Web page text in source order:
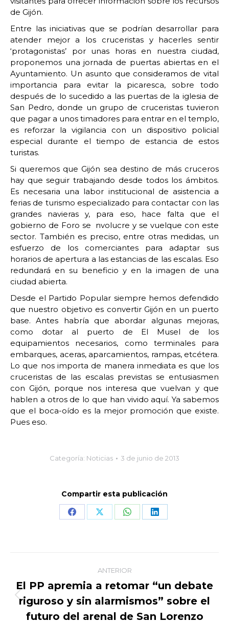
de Gijón.
Entre las iniciativas que se podrían desarrollar para
atender mejor a los cruceristas y hacerles sentir
‘protagonistas’ por unas horas en nuestra ciudad,
proponemos una jornada de puertas abiertas en el
Ayuntamiento. Un asunto que consideramos de vital
importancia para evitar la picaresca, sobre todo
después de lo sucedido a las puertas de la iglesia de
San Pedro, donde un grupo de cruceristas tuvieron
que pagar a unos timadores para entrar en el templo,
es reforzar la vigilancia con un dispositivo policial
especial durante el tiempo de estancia de estos
turistas.
Si queremos que Gijón sea destino de más cruceros
hay que seguir trabajando desde todos los ámbitos.
Es necesaria una labor institucional de asistencia a
ferias de turismo especializado para contactar con las
grandes navieras y, para eso, hace falta que el
gobierno de Foro se nvolucre y se vuelque con este
sector. También es preciso, entre otras medidas, un
esfuerzo de los comerciantes para adaptar sus
horarios de apertura a las estancias de las escalas. Eso
redundará en su beneficio y en la imagen de una
ciudad abierta.
Desde el Partido Popular siempre hemos defendido
que nuestro objetivo es convertir Gijón en un puerto
base. Antes habría que abordar algunas mejoras,
como dotar al puerto de El Musel de los
equipamientos necesarios, como terminales para
embarques, aceras, aparcamientos, rampas, etcétera.
Lo que nos importa de manera inmediata es que los
cruceristas de las escalas previstas se entusiasmen
con Gijón, porque nos interesa que vuelvan y que
hablen a otros de lo que han vivido aquí. Ya sabemos
que el boca-oído es la mejor promoción que existe.
Pues eso.
Categoría: Noticias 3 de junio de 2013
Compartir esta publicación
Share Share Share Share
Navegación
entre
publicaciones
ANTERIOR
Publicación
anterior:
El PP apremia a retomar “un debate
riguroso y sin alarmismos” sobre el
futuro del arenal de San Lorenzo